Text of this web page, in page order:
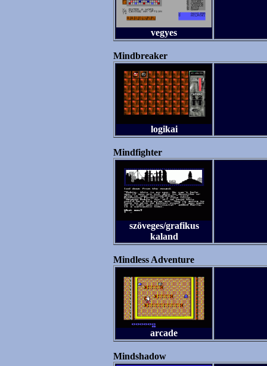
vegyes
Mindbreaker
logikai
Mindfighter
szöveges/grafikus
kaland
Mindless Adventure
arcade
Mindshadow